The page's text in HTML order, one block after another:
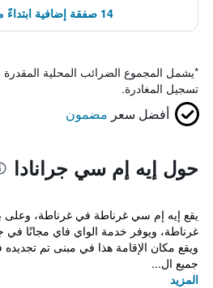
14 صفقة إضافية ابتداءً من 211 ﷼
*يشمل المجموع الضرائب المحلية
تسجيل المغادرة.
أفضل سعر مضمون
حول إيه إم سي جرانادا
غرناطة، ويوفر خدمة الواي فاي مجانًا في
جميع ال...
المزيد